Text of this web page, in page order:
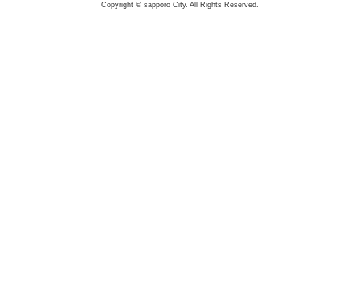
Copyright © sapporo City. All Rights Reserved.